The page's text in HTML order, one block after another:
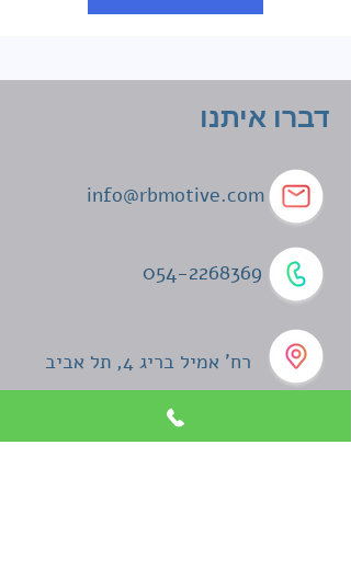
דברו איתנו
info@rbmotive.com
054-2268369
רח' אמיל בריג 4, תל אביב